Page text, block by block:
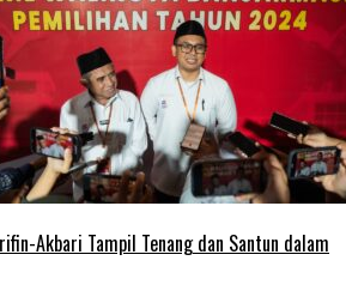
Akbari Tampil Tenang dan Santun dalam